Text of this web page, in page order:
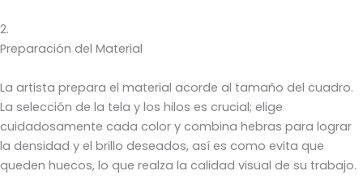
2.
Preparación del Material
La artista prepara el material acorde al tamaño del cuadro.
La selección de la tela y los hilos es crucial; elige
cuidadosamente cada color y combina hebras para lograr
la densidad y el brillo deseados, así es como evita que
queden huecos, lo que realza la calidad visual de su trabajo.